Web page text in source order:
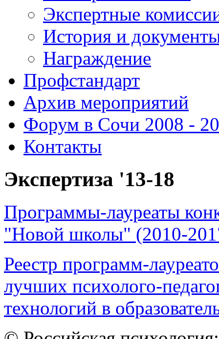
Экспертные
История и
Награждение
Профстандарт
Архив мероприятий
Форум в Сочи 2008 -
Контакты
Экспертиза '13-18
Программы-лауреаты
"Новой школы" (2010-
Реестр программ-
лучших психолого-
технологий в